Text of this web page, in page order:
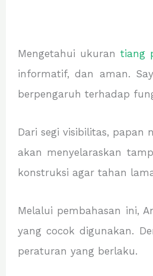
Mengetahui ukuran tiang
informatif, dan aman.
berpengaruh terhadap
Dari segi visibilitas,
akan menyelaraskan
konstruksi agar tahan
Melalui pembahasan ini,
yang cocok digunakan.
peraturan yang berlaku.